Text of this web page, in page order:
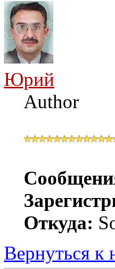
Юрий
Author
Откуда:
Вернуться к